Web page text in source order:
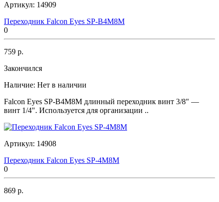
Артикул: 14909
Переходник Falcon Eyes SP-B4M8M
0
759 р.
Закончился
Наличие: Нет в наличии
Falcon Eyes SP-B4M8M длинный переходник винт 3/8" —
винт 1/4". Используется для организации ..
Артикул: 14908
Переходник Falcon Eyes SP-4M8M
0
869 р.